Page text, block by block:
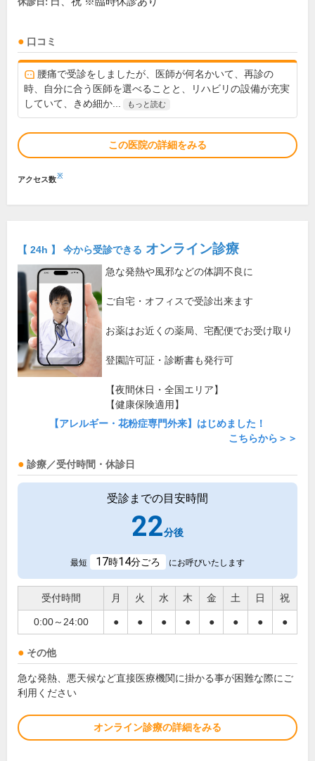
口コミ
腰痛で受診をしましたが、医師が何名かいて、再診の
時、自分に合う医師を選べることと、リハビリの設備が充実
していて、きめ細か...
もっと読む
この医院の詳細をみる
アクセス数※
【 24h 】 今から受診できる オンライン診療
急な発熱や風邪などの体調不良に
ご自宅・オフィスで受診出来ます
お薬はお近くの薬局、宅配便でお受け取り
登園許可証・診断書も発行可
【夜間休日・全国エリア】
【健康保険適用】
【アレルギー・花粉症専門外来】はじめました！
こちらから＞＞
診療／受付時間・休診日
受診までの目安時間
22分後
最短 17時14分ごろ にお呼びいたします
受付時間 月 火 水 木 金 土 日 祝
0:00～24:00 ● ● ● ● ● ● ● ●
その他
急な発熱、悪天候など直接医療機関に掛かる事が困難な際にご
利用ください
オンライン診療の詳細をみる